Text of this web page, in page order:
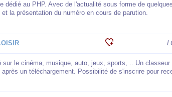
dédié au PHP. Avec de l'actualité sous forme de
la présentation du numéro en cours de parution.
sur le cinéma, musique, auto, jeux, sports, .. Un
un téléchargement. Possibilité de s'inscrire pour